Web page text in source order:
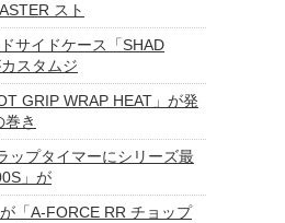
スト
サイドケース「SHAD
スタムジ
GRIP WRAP HEAT」が発
き
ップタイマーにシリーズ最
」が
「A-FORCE RR チョップ